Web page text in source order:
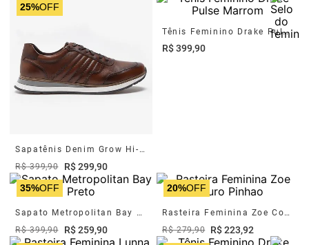
25%OFF
Sapatênis Denim Grow Hi-Soft 32 Tan
R$ 399,90 R$ 299,90
Tênis Feminino Drake Pulse Marrom
R$399,90
35%OFF
Sapato Metropolitan Bay Preto
R$ 399,90 R$ 259,90
20%OFF
Rasteira Feminina Zoe Couro Pinhao
R$ 279,90 R$ 223,92